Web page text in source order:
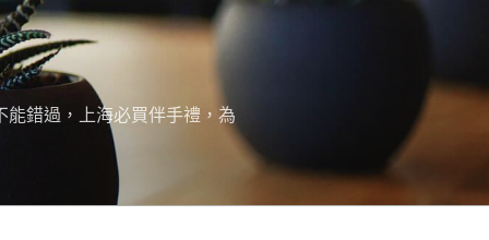
錯過，上海必買伴手禮，為